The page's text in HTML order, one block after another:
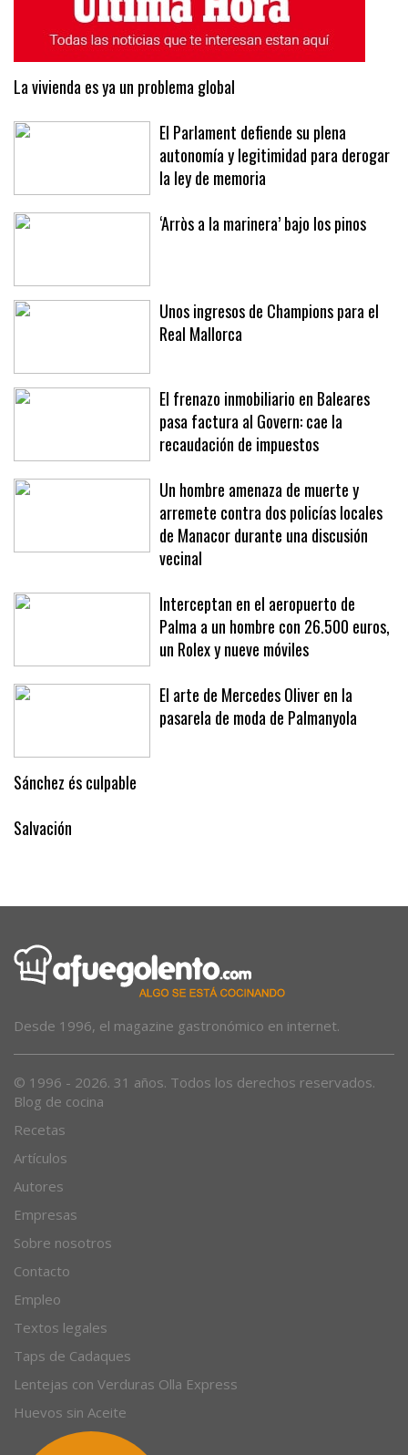
La vivienda es ya un problema global
El Parlament defiende su plena
autonomía y legitimidad para derogar
la ley de memoria
‘Arròs a la marinera’ bajo los pinos
Unos ingresos de Champions para el
Real Mallorca
El frenazo inmobiliario en Baleares
pasa factura al Govern: cae la
recaudación de impuestos
Un hombre amenaza de muerte y
arremete contra dos policías locales
de Manacor durante una discusión
vecinal
Interceptan en el aeropuerto de
Palma a un hombre con 26.500 euros,
un Rolex y nueve móviles
El arte de Mercedes Oliver en la
pasarela de moda de Palmanyola
Sánchez és culpable
Salvación
Desde 1996, el magazine gastronómico en internet.
© 1996 - 2026. 31 años. Todos los derechos reservados.
Blog de cocina
Recetas
Artículos
Autores
Empresas
Sobre nosotros
Contacto
Empleo
Textos legales
Taps de Cadaques
Lentejas con Verduras Olla Express
Huevos sin Aceite